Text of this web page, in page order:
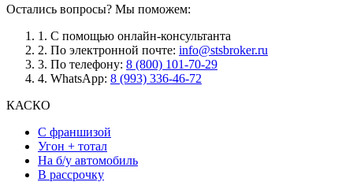
Остались вопросы? Мы поможем:
1. С помощью онлайн-консультанта
2. По электронной почте: info@stsbroker.ru
3. По телефону: 8 (800) 101-70-29
4. WhatsApp: 8 (993) 336-46-72
КАСКО
С франшизой
Угон + тотал
На б/у автомобиль
В рассрочку